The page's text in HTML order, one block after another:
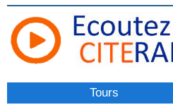
Tours